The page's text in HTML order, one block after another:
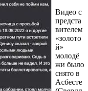
Видео с
предста
вителем
«золото
й»
молодё
жи было
снято в
Асбесте